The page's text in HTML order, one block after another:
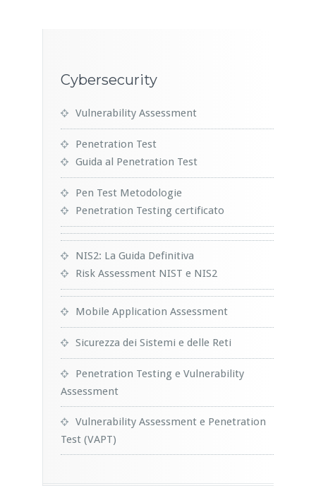
Cybersecurity
Vulnerability Assessment
Penetration Test
Guida al Penetration Test
Pen Test Metodologie
Penetration Testing certificato
NIS2: La Guida Definitiva
Risk Assessment NIST e NIS2
Mobile Application Assessment
Sicurezza dei Sistemi e delle Reti
Penetration Testing e Vulnerability
Assessment
Vulnerability Assessment e Penetration
Test (VAPT)